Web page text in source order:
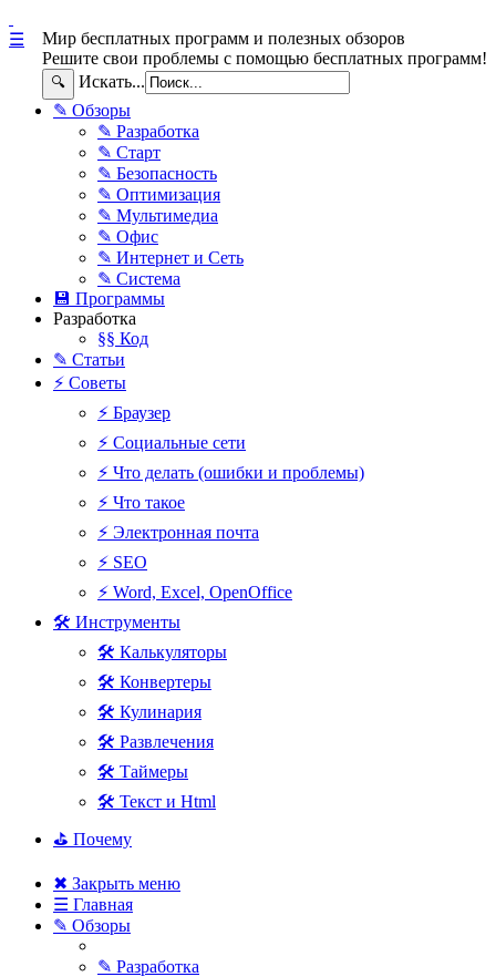
Мир бесплатных программ и полезных обзоров
Решите свои проблемы с помощью бесплатных программ!
🔍 Искать...
☰
✎ Обзоры
✎ Разработка
✎ Старт
✎ Безопасность
✎ Оптимизация
✎ Мультимедиа
✎ Офис
✎ Интернет и Сеть
✎ Система
💾 Программы
Разработка
§§ Код
✎ Статьи
⚡ Советы
⚡ Браузер
⚡ Социальные сети
⚡ Что делать (ошибки и проблемы)
⚡ Что такое
⚡ Электронная почта
⚡ SEO
⚡ Word, Excel, OpenOffice
🛠 Инструменты
🛠 Калькуляторы
🛠 Конвертеры
🛠 Кулинария
🛠 Развлечения
🛠 Таймеры
🛠 Текст и Html
⛳ Почему
✖ Закрыть меню
☰ Главная
✎ Обзоры
✎ Разработка